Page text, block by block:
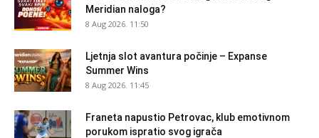
Meridian naloga?
8 Aug 2026. 11:50
Ljetnja slot avantura počinje – Expanse
Summer Wins
8 Aug 2026. 11:45
Franeta napustio Petrovac, klub emotivnom
porukom ispratio svog igrača